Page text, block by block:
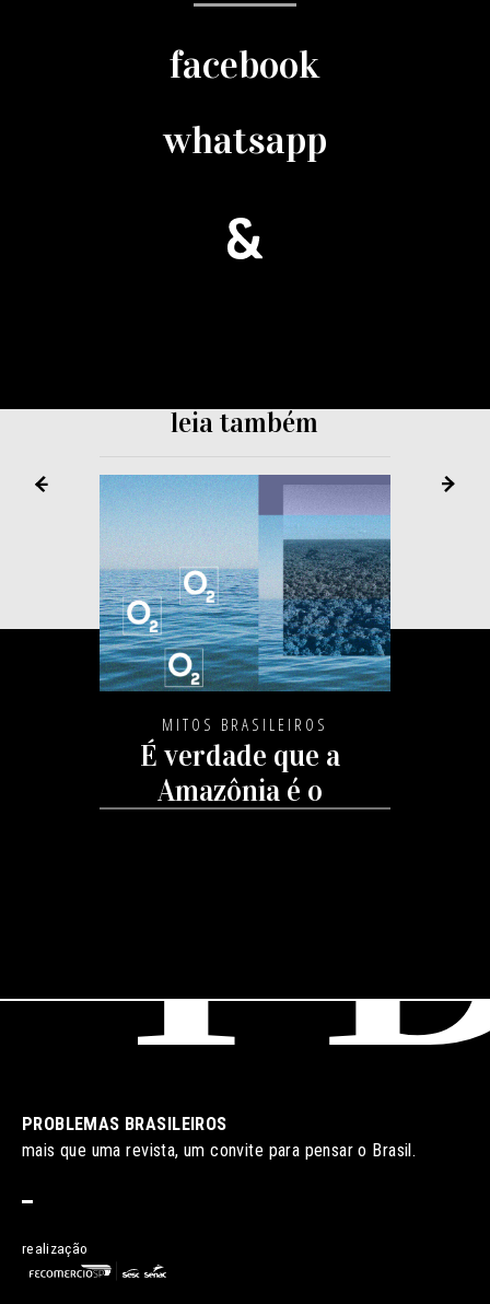
facebook
whatsapp
leia também
MITOS BRASILEIROS
É verdade que a
Amazônia é o
PROBLEMAS BRASILEIROS
mais que uma revista, um convite para pensar o Brasil.
realização